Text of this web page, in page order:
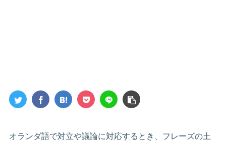
オランダ語で対立や議論に対応するとき、フレーズの土